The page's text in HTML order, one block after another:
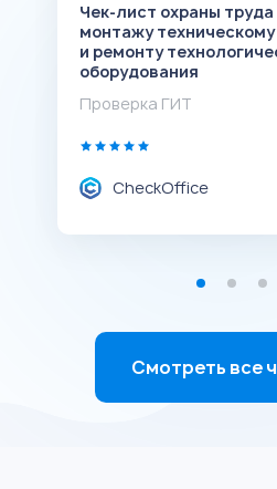
Чек-лист охраны
монтажу
и ремонту
оборудования
Проверка ГИТ
CheckOffice
Смотреть все